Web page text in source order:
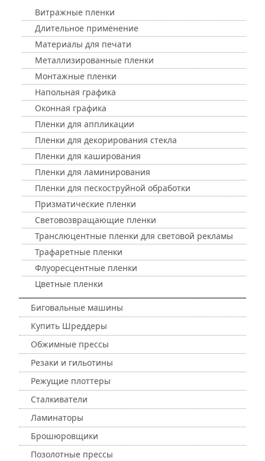
Витражные пленки
Длительное применение
Материалы для печати
Металлизированные пленки
Монтажные пленки
Напольная графика
Оконная графика
Пленки для аппликации
Пленки для декорирования стекла
Пленки для каширования
Пленки для ламинирования
Пленки для пескоструйной обработки
Призматические пленки
Световозвращающие пленки
Транслюцентные пленки для световой рекламы
Трафаретные пленки
Флуоресцентные пленки
Цветные пленки
Биговальные машины
Купить Шреддеры
Обжимные прессы
Резаки и гильотины
Режущие плоттеры
Сталкиватели
Ламинаторы
Брошюровщики
Позолотные прессы